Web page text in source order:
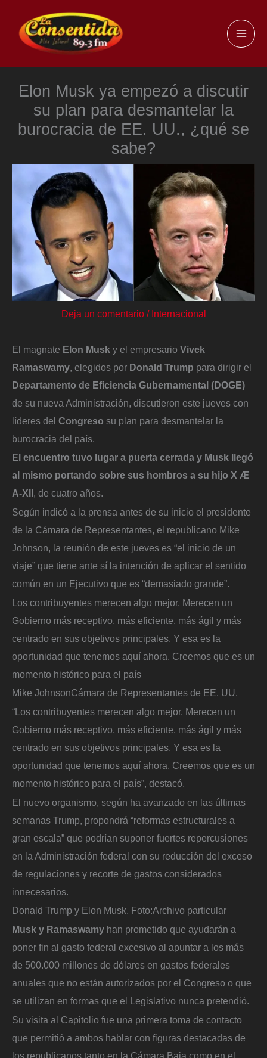
contenido
Elon Musk ya empezó a discutir
su plan para desmantelar la
burocracia de EE. UU., ¿qué se
sabe?
Deja un comentario / Internacional
El magnate Elon Musk y el empresario Vivek
Ramaswamy, elegidos por Donald Trump para dirigir el
Departamento de Eficiencia Gubernamental (DOGE)
de su nueva Administración, discutieron este jueves con
líderes del Congreso su plan para desmantelar la
burocracia del país.
El encuentro tuvo lugar a puerta cerrada y Musk llegó
al mismo portando sobre sus hombros a su hijo X Æ
A-XII , de cuatro años.
Según indicó a la prensa antes de su inicio el presidente
de la Cámara de Representantes, el republicano Mike
Johnson, la reunión de este jueves es “el inicio de un
viaje” que tiene ante sí la intención de aplicar el sentido
común en un Ejecutivo que es “demasiado grande”.
Los contribuyentes merecen algo mejor. Merecen un
Gobierno más receptivo, más eficiente, más ágil y más
centrado en sus objetivos principales. Y esa es la
oportunidad que tenemos aquí ahora. Creemos que es un
momento histórico para el país
Mike JohnsonCámara de Representantes de EE. UU.
“Los contribuyentes merecen algo mejor. Merecen un
Gobierno más receptivo, más eficiente, más ágil y más
centrado en sus objetivos principales. Y esa es la
oportunidad que tenemos aquí ahora. Creemos que es un
momento histórico para el país”, destacó.
El nuevo organismo, según ha avanzado en las últimas
semanas Trump, propondrá “reformas estructurales a
gran escala” que podrían suponer fuertes repercusiones
en la Administración federal con su reducción del exceso
de regulaciones y recorte de gastos considerados
innecesarios.
Donald Trump y Elon Musk. Foto:Archivo particular
Musk y Ramaswamy han prometido que ayudarán a
poner fin al gasto federal excesivo al apuntar a los más
de 500.000 millones de dólares en gastos federales
anuales que no están autorizados por el Congreso o que
se utilizan en formas que el Legislativo nunca pretendió.
Su visita al Capitolio fue una primera toma de contacto
que permitió a ambos hablar con figuras destacadas de
los republicanos tanto en la Cámara Baja como en el